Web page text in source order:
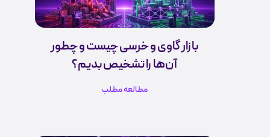
بازار گاوی و خرسی چیست و چطور
آن‌ها را تشخیص بدیم؟
مطالعه مطلب